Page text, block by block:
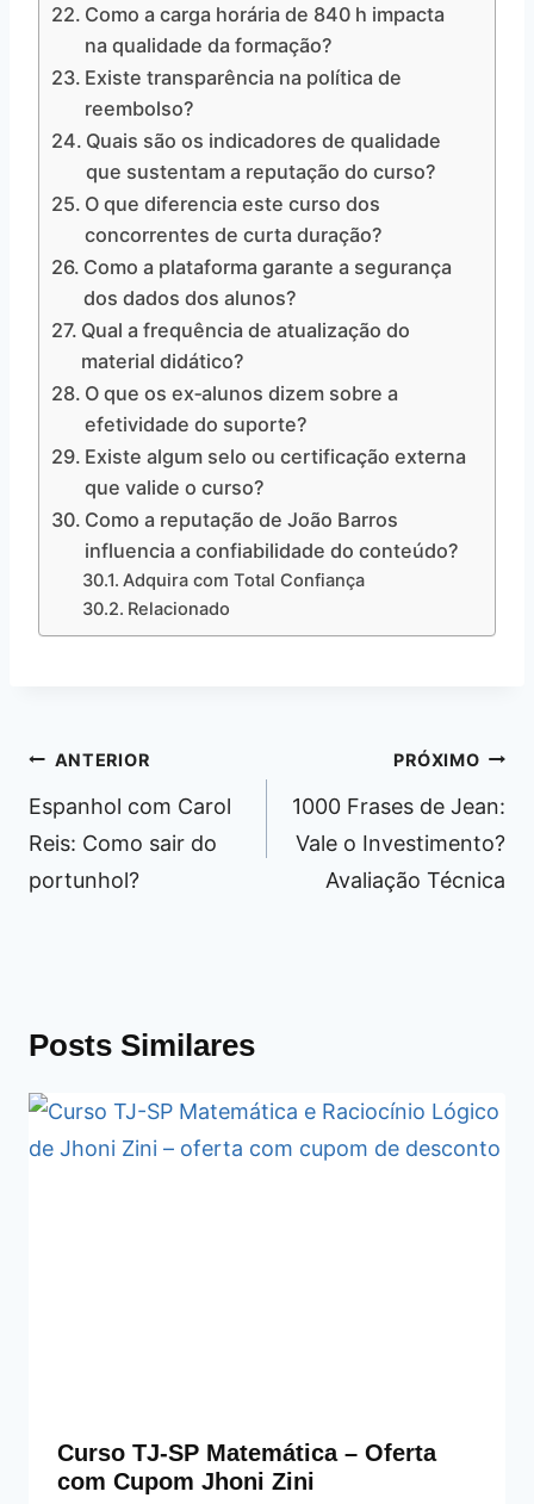
Como a carga horária de 840 h impacta
na qualidade da formação?
Existe transparência na política de
reembolso?
Quais são os indicadores de qualidade
que sustentam a reputação do curso?
O que diferencia este curso dos
concorrentes de curta duração?
Como a plataforma garante a segurança
dos dados dos alunos?
Qual a frequência de atualização do
material didático?
O que os ex‑alunos dizem sobre a
efetividade do suporte?
Existe algum selo ou certificação externa
que valide o curso?
Como a reputação de João Barros
influencia a confiabilidade do conteúdo?
Adquira com Total Confiança
Relacionado
Navegação
de
Post
ANTERIOR
Espanhol com Carol
Reis: Como sair do
portunhol?
PRÓXIMO
1000 Frases de Jean:
Vale o Investimento?
Avaliação Técnica
Posts Similares
Curso TJ-SP Matemática – Oferta
com Cupom Jhoni Zini